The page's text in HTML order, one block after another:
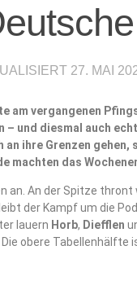
27. MAI
am vergangenen
– und diesmal auch
ihre Grenzen
machten das
an. An der Spitze
der Kampf um die
lauern Horb, Diefflen
obere